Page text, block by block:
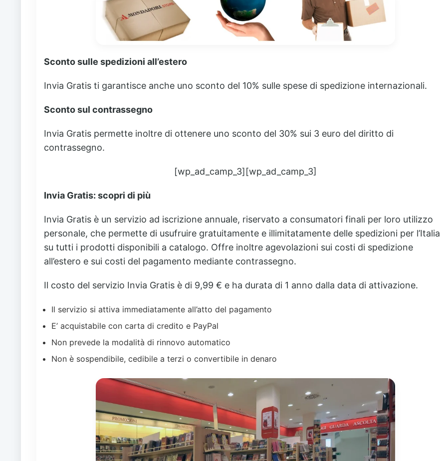
Sconto sulle spedizioni all’estero
Invia Gratis ti garantisce anche uno sconto del 10% sulle spese di spedizione internazionali.
Sconto sul contrassegno
Invia Gratis permette inoltre di ottenere uno sconto del 30% sui 3 euro del diritto di
contrassegno.
[wp_ad_camp_3][wp_ad_camp_3]
Invia Gratis: scopri di più
Invia Gratis è un servizio ad iscrizione annuale, riservato a consumatori finali per loro utilizzo
personale, che permette di usufruire gratuitamente e illimitatamente delle spedizioni per l’Italia
su tutti i prodotti disponibili a catalogo. Offre inoltre agevolazioni sui costi di spedizione
all’estero e sui costi del pagamento mediante contrassegno.
Il costo del servizio Invia Gratis è di 9,99 € e ha durata di 1 anno dalla data di attivazione.
Il servizio si attiva immediatamente all’atto del pagamento
E’ acquistabile con carta di credito e PayPal
Non prevede la modalità di rinnovo automatico
Non è sospendibile, cedibile a terzi o convertibile in denaro